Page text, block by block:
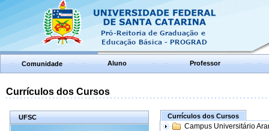
Comunidade Aluno Professor
Currículos dos Cursos
UFSC Currículos dos Cursos
Campus Universitário